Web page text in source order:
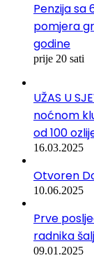
Penzija sa
pomjera
godine
prije 20 sati
UŽAS U
noćnom
od 100
16.03.2025
Otvoren
10.06.2025
Prve
radnika
09.01.2025